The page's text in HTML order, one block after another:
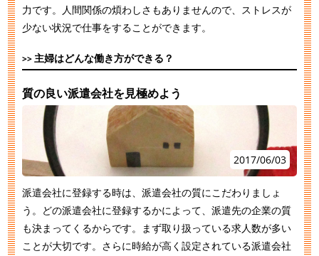
力です。人間関係の煩わしさもありませんので、ストレスが
少ない状況で仕事をすることができます。
主婦はどんな働き方ができる？
質の良い派遣会社を見極めよう
2017/06/03
派遣会社に登録する時は、派遣会社の質にこだわりましょ
う。どの派遣会社に登録するかによって、派遣先の企業の質
も決まってくるからです。まず取り扱っている求人数が多い
ことが大切です。さらに時給が高く設定されている派遣会社